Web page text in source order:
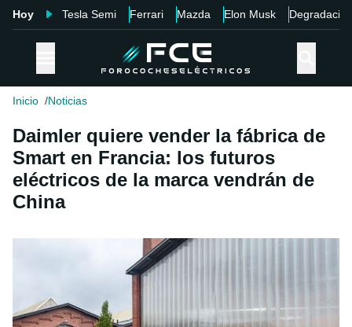
Hoy Tesla Semi Ferrari Mazda Elon Musk Degradación
Inicio Noticias
Daimler quiere vender la fábrica de
Smart en Francia: los futuros
eléctricos de la marca vendrán de
China